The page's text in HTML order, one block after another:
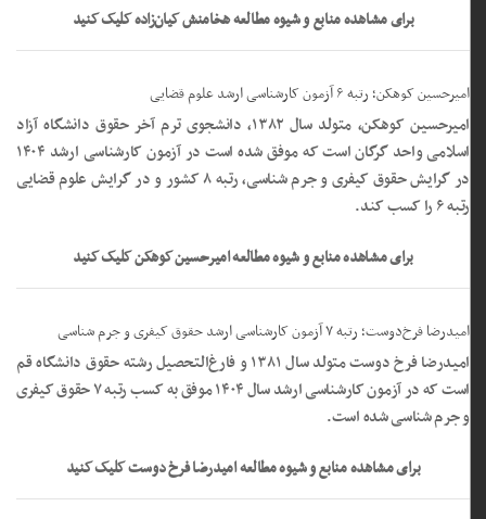
برای مشاهده منابع و شیوه مطالعه هخامنش کیان‌زاده کلیک کنید
امیرحسین کوهکن؛ رتبه ۶ آزمون کارشناسی ارشد علوم قضایی
امیرحسین کوهکن، متولد سال ۱۳۸۲، دانشجوی ترم آخر حقوق دانشگاه آزاد
اسلامی واحد گرگان است که موفق شده است در آزمون کارشناسی ارشد ۱۴۰۴
در گرایش حقوق کیفری و جرم شناسی، رتبه ۸ کشور و در گرایش علوم قضایی
رتبه ۶ را کسب کند.
برای مشاهده منابع و شیوه مطالعه امیرحسین کوهکن کلیک کنید
امیدرضا فرخ‌دوست؛ رتبه ۷ آزمون کارشناسی ارشد حقوق کیفری و جرم شناسی
امیدرضا فرخ دوست متولد سال ۱۳۸۱ و فارغ‌التحصیل رشته حقوق دانشگاه قم
است که در آزمون کارشناسی ارشد سال ۱۴۰۴ موفق به کسب رتبه ۷ حقوق کیفری
و جرم شناسی شده است.
برای مشاهده منابع و شیوه مطالعه امیدرضا فرخ دوست کلیک کنید